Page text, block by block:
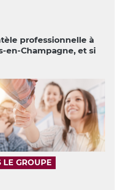
professionnelle à
en-Champagne, et si
GROUPE